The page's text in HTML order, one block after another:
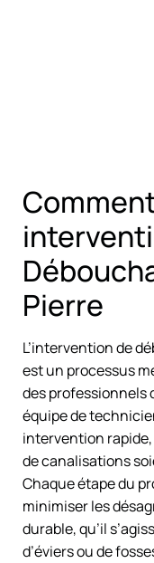
Pierre
L’intervention de
est un processus
des professionnels
équipe de
intervention
de canalisations
Chaque étape du
minimiser les
durable, qu’il
d’éviers ou de